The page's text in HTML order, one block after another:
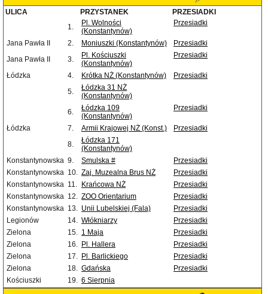
ULICA PRZYSTANEK
PRZESIADKI
1.
Pl. Wolności
(Konstantynów)
Przesiadki
Jana Pawła II 2. Moniuszki (Konstantynów)
Przesiadki
Jana Pawła II
3.
Pl. Kościuszki
(Konstantynów)
Przesiadki
Łódzka 4. Krótka NŻ (Konstantynów)
Przesiadki
5.
Łódzka 31 NŻ
(Konstantynów)
6.
Łódzka 109
(Konstantynów)
Przesiadki
Łódzka 7. Armii Krajowej NŻ (Konst.)
Przesiadki
8.
Łódzka 171
(Konstantynów)
Konstantynowska 9. Smulska #
Przesiadki
Konstantynowska 10. Zaj. Muzealna Brus NŻ
Przesiadki
Konstantynowska 11. Krańcowa NŻ
Przesiadki
Konstantynowska 12. ZOO Orientarium
Przesiadki
Konstantynowska 13. Unii Lubelskiej (Fala)
Przesiadki
Legionów
14. Włókniarzy
Przesiadki
Zielona
15. 1 Maja
Przesiadki
Zielona
16. Pl. Hallera
Przesiadki
Zielona
17. Pl. Barlickiego
Przesiadki
Zielona
18. Gdańska
Przesiadki
Kościuszki
19. 6 Sierpnia